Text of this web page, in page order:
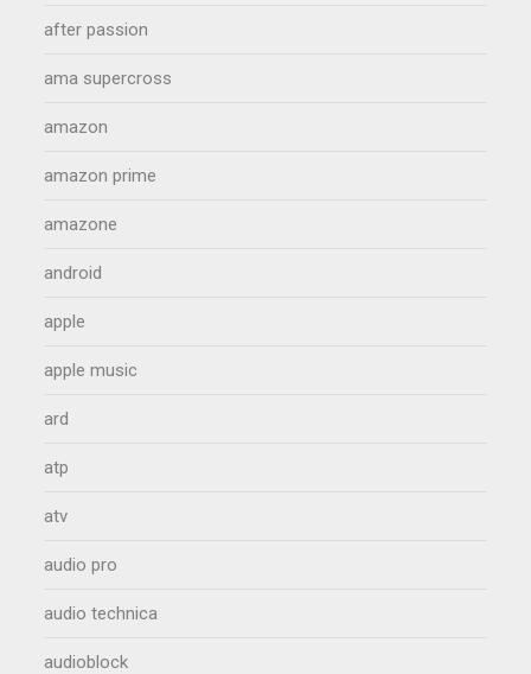
after passion
ama supercross
amazon
amazon prime
amazone
android
apple
apple music
ard
atp
atv
audio pro
audio technica
audioblock